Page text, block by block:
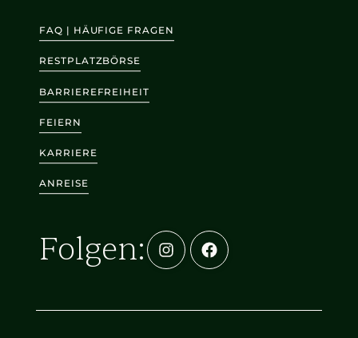
FAQ | HÄUFIGE FRAGEN
RESTPLATZBÖRSE
BARRIEREFREIHEIT
FEIERN
KARRIERE
ANREISE
Folgen: